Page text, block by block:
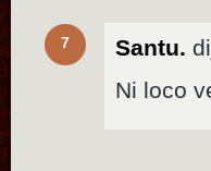
7 Santu.
Ni loco